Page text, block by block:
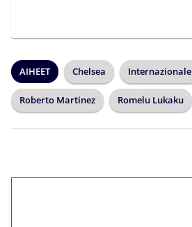
AIHEET Chelsea Internazionale
Roberto Martinez Romelu Lukaku